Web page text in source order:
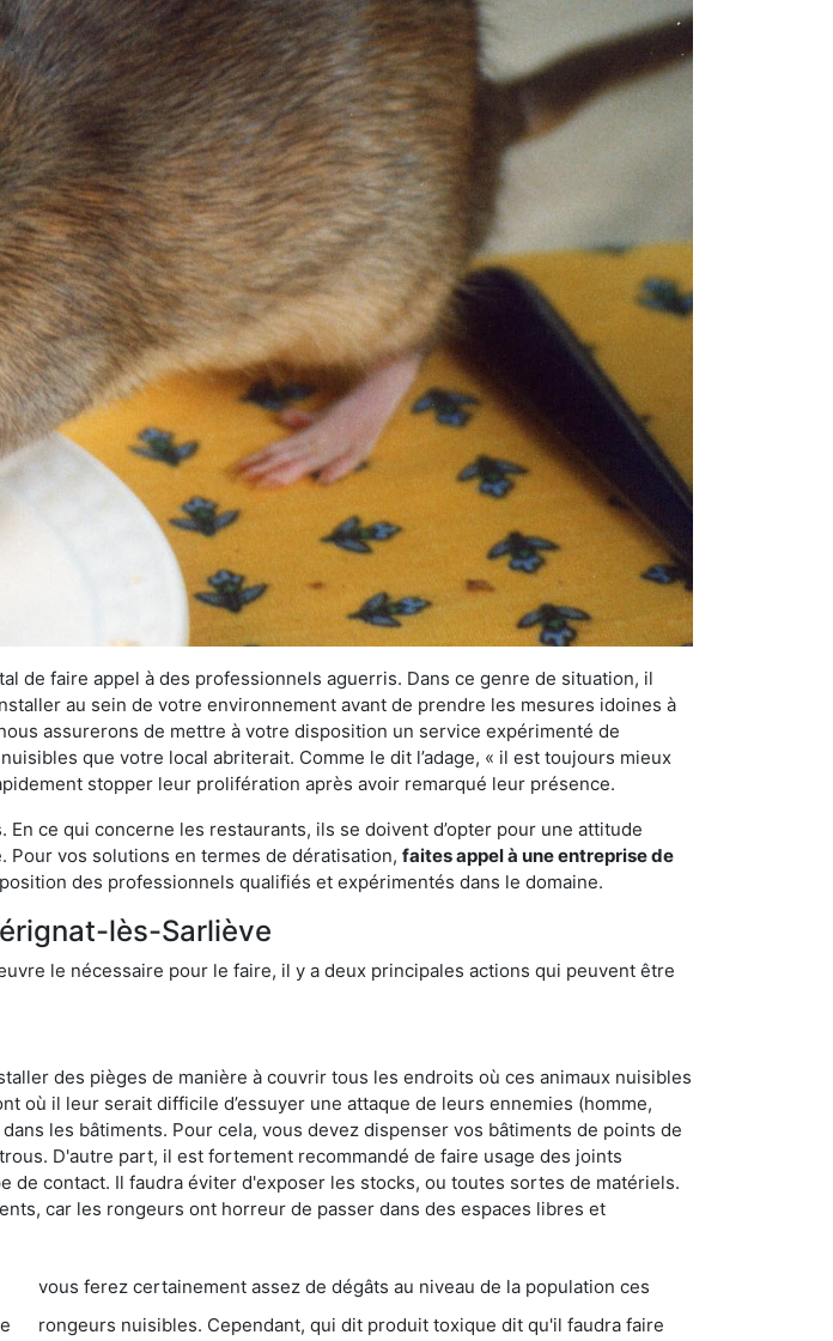
de faire appel à des professionnels aguerris. Dans ce genre de situation, il
au sein de votre environnement avant de prendre les mesures idoines à
assurerons de mettre à votre disposition un service expérimenté de
que votre local abriterait. Comme le dit l’adage, « il est toujours mieux
stopper leur prolifération après avoir remarqué leur présence.
ce qui concerne les restaurants, ils se doivent d’opter pour une attitude
Pour vos solutions en termes de dératisation, faites appel à une entreprise de
des professionnels qualifiés et expérimentés dans le domaine.
lès-Sarliève
le nécessaire pour le faire, il y a deux principales actions qui peuvent être
des pièges de manière à couvrir tous les endroits où ces animaux nuisibles
où il leur serait difficile d’essuyer une attaque de leurs ennemies (homme,
les bâtiments. Pour cela, vous devez dispenser vos bâtiments de points de
D'autre part, il est fortement recommandé de faire usage des joints
contact. Il faudra éviter d'exposer les stocks, ou toutes sortes de matériels.
car les rongeurs ont horreur de passer dans des espaces libres et
vous ferez certainement assez de dégâts au niveau de la population ces
rongeurs nuisibles. Cependant, qui dit produit toxique dit qu'il faudra faire